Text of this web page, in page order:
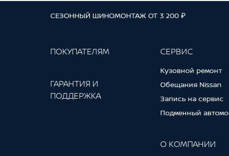
СЕЗОННЫЙ ШИНОМОНТАЖ ОТ 3 200 ₽
ПОКУПАТЕЛЯМ
ГАРАНТИЯ И
ПОДДЕРЖКА
СЕРВИС
Кузовной ремонт
Обещания Nissan
Запись на сервис
Подменный
О КОМПАНИИ